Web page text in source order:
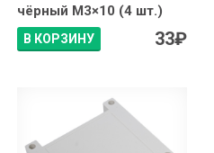
чёрный М3×10 (4 шт.)
В КОРЗИНУ 33₽